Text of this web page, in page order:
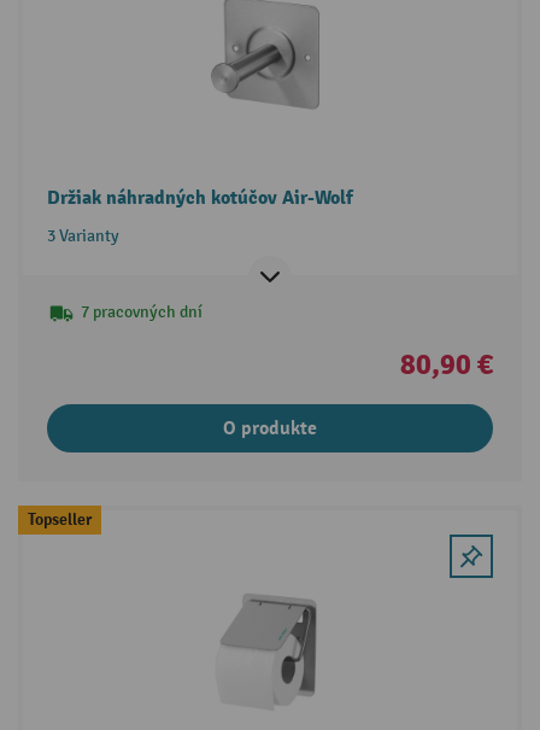
Držiak náhradných kotúčov Air-Wolf
3 Varianty
7 pracovných dní
80,90 €
O produkte
Topseller